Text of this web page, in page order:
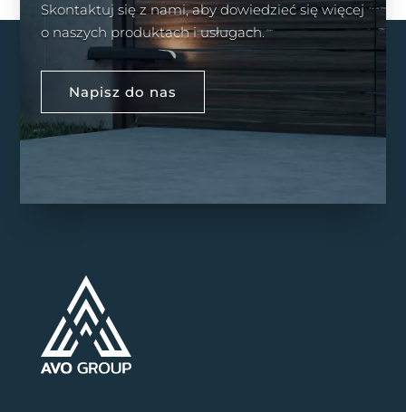
Skontaktuj się z nami, aby dowiedzieć się więcej
o naszych produktach i usługach.
Napisz do nas